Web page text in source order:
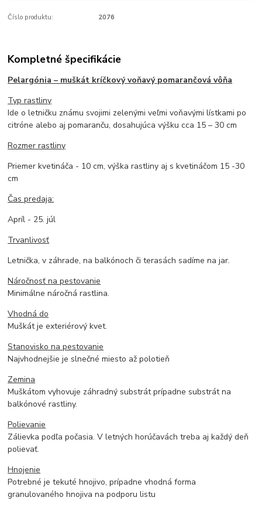
Číslo produktu: 2076
Kompletné špecifikácie
Pelargónia – muškát kríčkový voňavý pomarančová vôňa
Typ rastliny
Ide o letničku známu svojimi zelenými veľmi voňavými lístkami po
citróne alebo aj pomaranču, dosahujúca výšku cca 15 – 30 cm
Rozmer rastliny
Priemer kvetináča - 10 cm, výška rastliny aj s kvetináčom 15 -30
cm
Čas predaja:
Apríl - 25. júl
Trvanlivosť
Letnička, v záhrade, na balkónoch či terasách sadíme na jar.
Náročnosť na pestovanie
Minimálne náročná rastlina.
Vhodná do
Muškát je exteriérový kvet.
Stanovisko na pestovanie
Najvhodnejšie je slnečné miesto až polotieň
Zemina
Muškátom vyhovuje záhradný substrát prípadne substrát na
balkónové rastliny.
Polievanie
Zálievka podľa počasia. V letných horúčavách treba aj každý deň
polievať.
Hnojenie
Potrebné je tekuté hnojivo, prípadne vhodná forma
granulovaného hnojiva na podporu listu